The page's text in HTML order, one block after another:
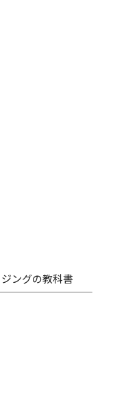
ングの教科書